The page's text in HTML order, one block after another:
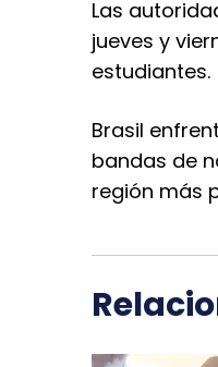
Las
jueves y
estudiantes.
Brasil
bandas de
región más